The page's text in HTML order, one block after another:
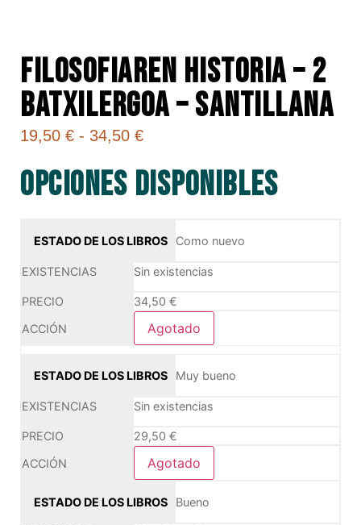
FILOSOFIAREN HISTORIA – 2
BATXILERGOA – SANTILLANA
19,50 € - 34,50 €
Opciones disponibles
Como nuevo
Sin existencias
34,50 €
Agotado
Muy bueno
Sin existencias
29,50 €
Agotado
Bueno